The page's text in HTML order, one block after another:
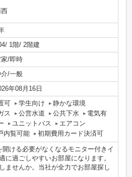
1階/ 2階建
/即時
/一般
年08月16日
可
学生向け
静かな環境
ス
公営水道 公共下水
電気有
ユニットバス
エアコン
内覧可能
初期費用カード決済可
ける必要がなくなるモニター付きイ
過ごしやすいお部屋になります。
ませんか。当社が全力でお部屋探し